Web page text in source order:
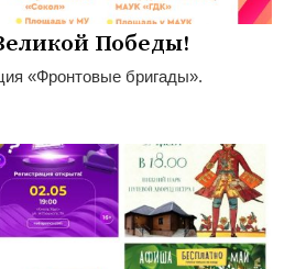
Победы!
«Фронтовые бригады».